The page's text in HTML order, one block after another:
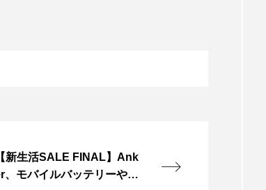
【新生活SALE FINAL】Ank
、モバイルバッテリーやオ